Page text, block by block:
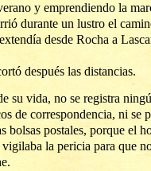
y emprendiendo la
durante un lustro el
extendía desde Rocha a
después las distancias.
su vida, no se registra
de correspondencia, ni se
bolsas postales, porque el
la pericia para que